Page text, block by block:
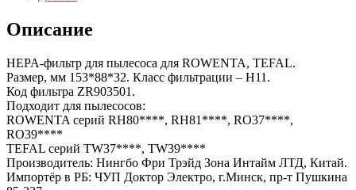
Описание
HEPA-фильтр для пылесоса для ROWENTA, TEFAL.
Размер, мм 153*88*32. Класс фильтрации – Н11.
Код фильтра ZR903501.
Подходит для пылесосов:
ROWENTA серий RH80****, RH81****, RO37****,
RO39****
TEFAL серий TW37****, TW39****
Производитель: Нингбо Фри Трэйд Зона Интайм ЛТД, Китай.
Импортёр в РБ: ЧУП Доктор Электро, г.Минск, пр-т Пушкина